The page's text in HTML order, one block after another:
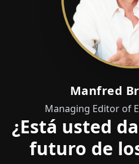
Manfred
Managing Editor of
¿Está usted
futuro de